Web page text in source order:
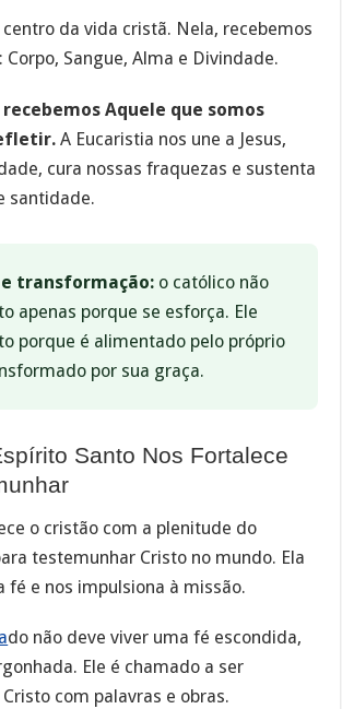
centro da vida cristã. Nela, recebemos
Corpo, Sangue, Alma e Divindade.
recebemos Aquele que somos
A Eucaristia nos une a Jesus,
cura nossas fraquezas e sustenta
santidade.
transformação: o católico não
apenas porque se esforça. Ele
porque é alimentado pelo próprio
por sua graça.
Santo Nos Fortalece
o cristão com a plenitude do
testemunhar Cristo no mundo. Ela
fé e nos impulsiona à missão.
do não deve viver uma fé escondida,
Ele é chamado a ser
com palavras e obras.